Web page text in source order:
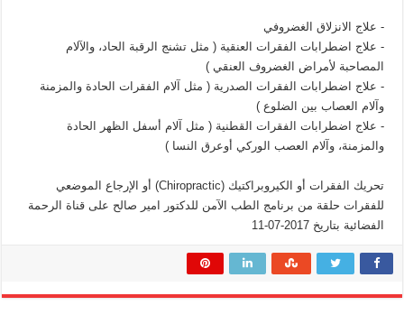
- علاج الانزلاق الغضروفي
- علاج اضطرابات الفقرات العنقية ( مثل تشنج الرقبة الحاد، والآلام
المصاحبة لأمراض الغضروف العنقي )
- علاج اضطرابات الفقرات الصدرية ( مثل آلام الفقرات الحادة والمزمنة
وآلام العصاب بين الضلوع )
- علاج اضطرابات الفقرات القطنية ( مثل آلام أسفل الظهر الحادة
والمزمنة، وآلام العصب الوركي أوعرق النسا )
تحريك الفقرات أو الكيروبراكتيك (Chiropractic) أو الإرجاع الموضعي
للفقرات حلقة من برنامج الطب الآمن للدكتور امير صالح على قناة الرحمة
الفضائية بتاريخ 2017-07-11